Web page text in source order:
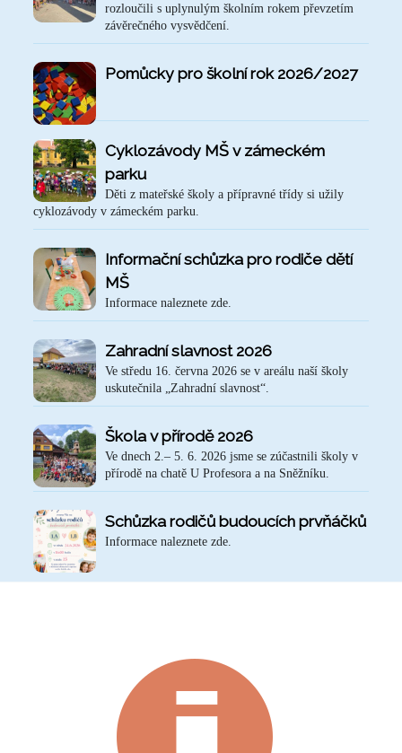
rozloučili s uplynulým školním rokem převzetím
závěrečného vysvědčení.
Pomůcky pro školní rok 2026/2027
Cyklozávody MŠ v zámeckém
parku
Děti z mateřské školy a přípravné třídy si užily
cyklozávody v zámeckém parku.
Informační schůzka pro rodiče dětí
MŠ
Informace naleznete zde.
Zahradní slavnost 2026
Ve středu 16. června 2026 se v areálu naší školy
uskutečnila „Zahradní slavnost“.
Škola v přírodě 2026
Ve dnech 2.– 5. 6. 2026 jsme se zúčastnili školy v
přírodě na chatě U Profesora a na Sněžníku.
Schůzka rodičů budoucích prvňáčků
Informace naleznete zde.